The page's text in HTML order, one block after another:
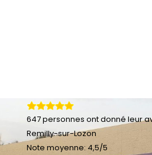
647personnes ont donné leur
Remilly-sur-Lozon
Note moyenne: 4,5/5